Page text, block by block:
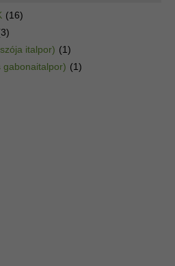
(16)
italpor) (1)
gabonaitalpor) (1)